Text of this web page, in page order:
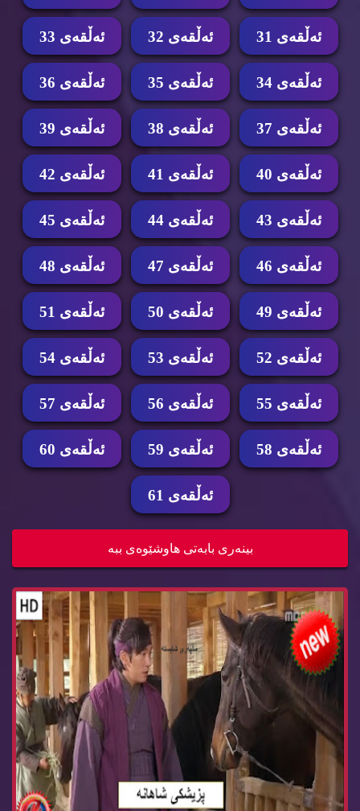
ئه‌ڵقه‌ی 31 ئه‌ڵقه‌ی 32 ئه‌ڵقه‌ی 33
ئه‌ڵقه‌ی 34 ئه‌ڵقه‌ی 35 ئه‌ڵقه‌ی 36
ئه‌ڵقه‌ی 37 ئه‌ڵقه‌ی 38 ئه‌ڵقه‌ی 39
ئه‌ڵقه‌ی 40 ئه‌ڵقه‌ی 41 ئه‌ڵقه‌ی 42
ئه‌ڵقه‌ی 43 ئه‌ڵقه‌ی 44 ئه‌ڵقه‌ی 45
ئه‌ڵقه‌ی 46 ئه‌ڵقه‌ی 47 ئه‌ڵقه‌ی 48
ئه‌ڵقه‌ی 49 ئه‌ڵقه‌ی 50 ئه‌ڵقه‌ی 51
ئه‌ڵقه‌ی 52 ئه‌ڵقه‌ی 53 ئه‌ڵقه‌ی 54
ئه‌ڵقه‌ی 55 ئه‌ڵقه‌ی 56 ئه‌ڵقه‌ی 57
ئه‌ڵقه‌ی 58 ئه‌ڵقه‌ی 59 ئه‌ڵقه‌ی 60
ئه‌ڵقه‌ی 61
بینه‌ری بابه‌تی هاوشێوه‌ی ببه‌
زنجیره‌ درامای پزیشكی شاهانه‌ ئه‌ڵقه‌ی 56 pzish...
زنجیره‌ درامای پزیشكی شاهانه‌ ئه‌ڵقه‌ی 55 pzish...